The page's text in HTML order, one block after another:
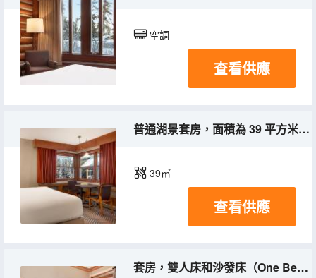
空調
查看供應
普通湖景套房，面積為 39 平方米（425 平方英尺），配備 2 張雙人床和壁爐，設有會客區，可欣賞湖景
39㎡
查看供應
套房，雙人床和沙發床（One Bedroom Suite Queen - 545Sf，50Sm， Outdoor Furnished Patio with Resort or Mountain Views）